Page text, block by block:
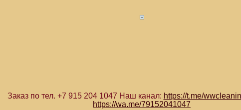
Заказ по тел. +7 915 204 1047 Наш канал: https://t.me/
https://wa.me/79152041047